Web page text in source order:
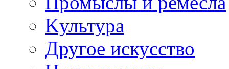
Kультура
Другое искусство